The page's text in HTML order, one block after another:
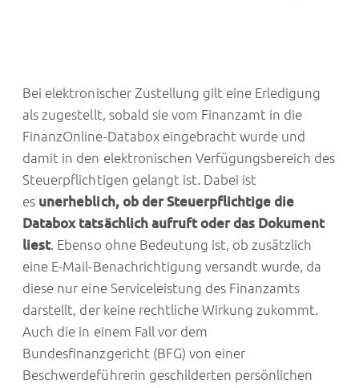
Bei elektronischer Zustellung gilt eine Erledigung
als zugestellt, sobald sie vom Finanzamt in die
FinanzOnline-Databox eingebracht wurde und
damit in den elektronischen Verfügungsbereich des
Steuerpflichtigen gelangt ist. Dabei ist
es unerheblich, ob der Steuerpflichtige die
Databox tatsächlich aufruft oder das Dokument
liest. Ebenso ohne Bedeutung ist, ob zusätzlich
eine E-Mail-Benachrichtigung versandt wurde, da
diese nur eine Serviceleistung des Finanzamts
darstellt, der keine rechtliche Wirkung zukommt.
Auch die in einem Fall vor dem
Bundesfinanzgericht (BFG) von einer
Beschwerdeführerin geschilderten persönlichen